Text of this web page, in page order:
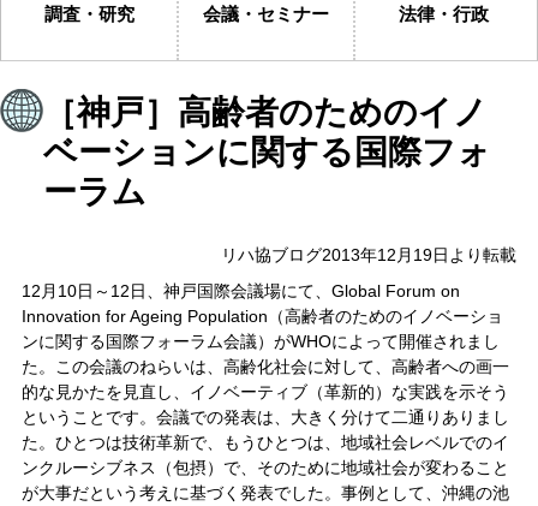
調査・研究 会議・セミナー 法律・行政
［神戸］高齢者のためのイノ
ベーションに関する国際フォ
ーラム
リハ協ブログ2013年12月19日より転載
12月10日～12日、神戸国際会議場にて、Global Forum on
Innovation for Ageing Population（高齢者のためのイノベーショ
ンに関する国際フォーラム会議）がWHOによって開催されまし
た。この会議のねらいは、高齢化社会に対して、高齢者への画一
的な見かたを見直し、イノベーティブ（革新的）な実践を示そう
ということです。会議での発表は、大きく分けて二通りありまし
た。ひとつは技術革新で、もうひとつは、地域社会レベルでのイ
ンクルーシブネス（包摂）で、そのために地域社会が変わること
が大事だという考えに基づく発表でした。事例として、沖縄の池